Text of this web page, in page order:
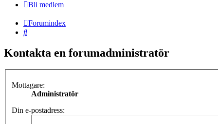
Bli medlem
Forumindex
Sök
Kontakta en forumadministratör
Mottagare:
Administratör
Din e-postadress: